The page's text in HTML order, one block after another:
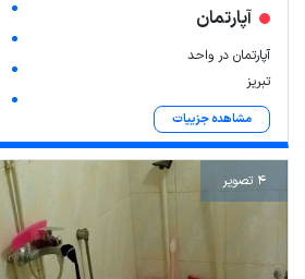
آپارتمان
آپارتمان در واحد
تبریز
مشاهده جزییات
4 تصویر